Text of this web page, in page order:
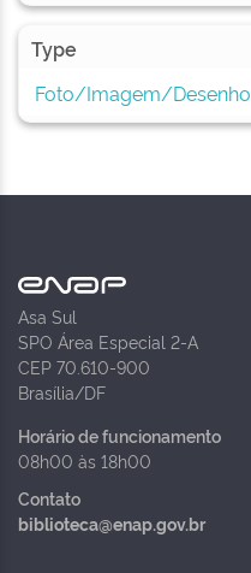
Type
Foto/Imagem/Desenho
Asa Sul
SPO Área Especial 2-A
CEP 70.610-900
Brasília/DF
Horário de funcionamento
08h00 às 18h00
Contato
biblioteca@enap.gov.br